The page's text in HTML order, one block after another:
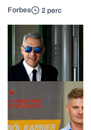
Forbes 2 perc